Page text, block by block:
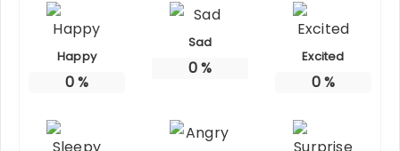
Happy
0%
Sad
0%
Excited
0%